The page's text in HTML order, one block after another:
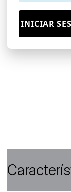
INICIAR